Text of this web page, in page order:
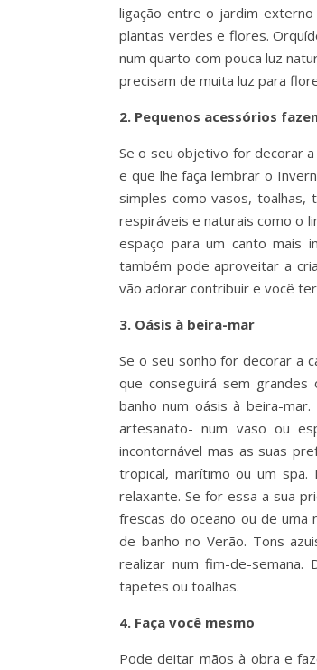
ligação entre o jardim
plantas verdes e flores.
num quarto com pouca luz
precisam de muita luz para
2. Pequenos acessórios
Se o seu objetivo for decorar
e que lhe faça lembrar o
simples como vasos,
respiráveis e naturais como o
espaço para um canto mais
também pode aproveitar a
vão adorar contribuir e você
3. Oásis à beira-mar
Se o seu sonho for decorar a
que conseguirá sem
banho num oásis à beira-
artesanato- num vaso ou
incontornável mas as suas
tropical, marítimo ou um
relaxante. Se for essa a sua
frescas do oceano ou de uma
de banho no Verão. Tons
realizar num fim-de-semana.
tapetes ou toalhas.
4. Faça você mesmo
Pode deitar mãos à obra e